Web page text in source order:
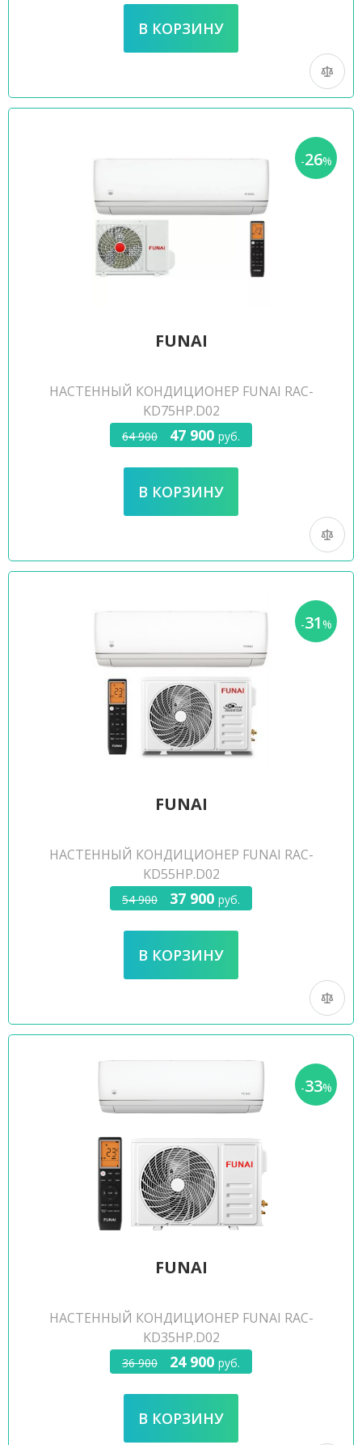
-26%
FUNAI
НАСТЕННЫЙ КОНДИЦИОНЕР FUNAI RAC-
KD75HP.D02
64 900 47 900 руб.
-31%
FUNAI
НАСТЕННЫЙ КОНДИЦИОНЕР FUNAI RAC-
KD55HP.D02
54 900 37 900 руб.
-33%
FUNAI
НАСТЕННЫЙ КОНДИЦИОНЕР FUNAI RAC-
KD35HP.D02
36 900 24 900 руб.